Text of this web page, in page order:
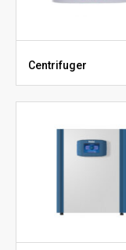
Centrifuger